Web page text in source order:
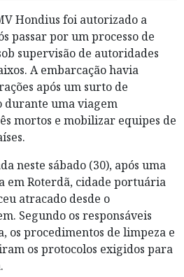
Hondius foi autorizado a
passar por um processo de
supervisão de autoridades
A embarcação havia
após um surto de
durante uma viagem
mortos e mobilizar equipes de
neste sábado (30), após uma
em Roterdã, cidade portuária
atracado desde o
Segundo os responsáveis
os procedimentos de limpeza e
os protocolos exigidos para